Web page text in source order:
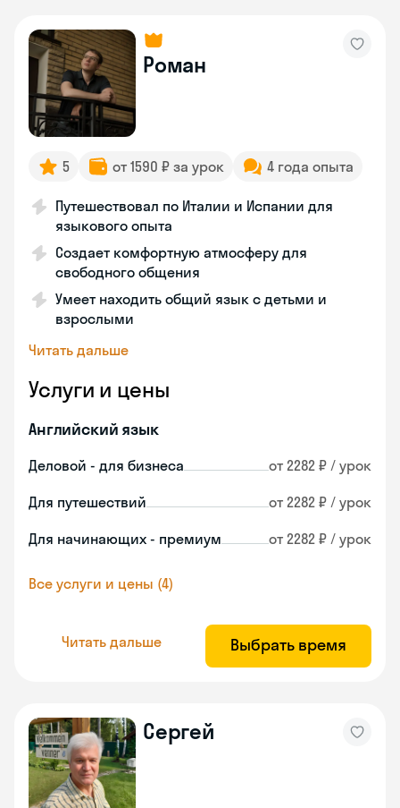
Роман
5 от 1590 ₽ за урок 4 года опыта
Путешествовал по Италии и Испании для
языкового опыта
Создает комфортную атмосферу для
свободного общения
Умеет находить общий язык с детьми и
взрослыми
Читать дальше
Услуги и цены
Английский язык
Деловой - для бизнеса от 2282 ₽ / урок
Для путешествий от 2282 ₽ / урок
Для начинающих - премиум от 2282 ₽ / урок
Все услуги и цены (4)
Читать дальше Выбрать время
Сергей